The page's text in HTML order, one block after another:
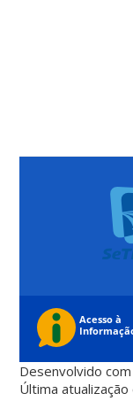
Desenvolvido
Última